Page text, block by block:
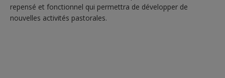
repensé et fonctionnel qui permettra de développer de
nouvelles activités pastorales.